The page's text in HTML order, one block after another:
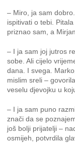
– Miro, ja sam
ispitivati o tebi.
priznao sam, a
– I ja sam joj jutros
sobe. Ali cijelo
dana. I svega.
mislim sreli –
veselu djevojku u
– I ja sam puno
znači da se
još bolji prijatelji –
osmijeh, potvrdila